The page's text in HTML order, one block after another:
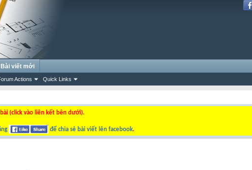
Actions Quick Links
Bài viết mới
(click vào liên kết bên dưới).
để chia sẻ bài viết lên facebook.